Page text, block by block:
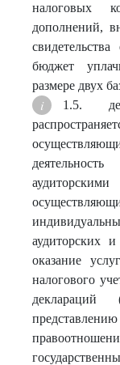
налоговых
дополнений,
бюджет
размере двух
1.5.
аудиторских
оказание
налогового